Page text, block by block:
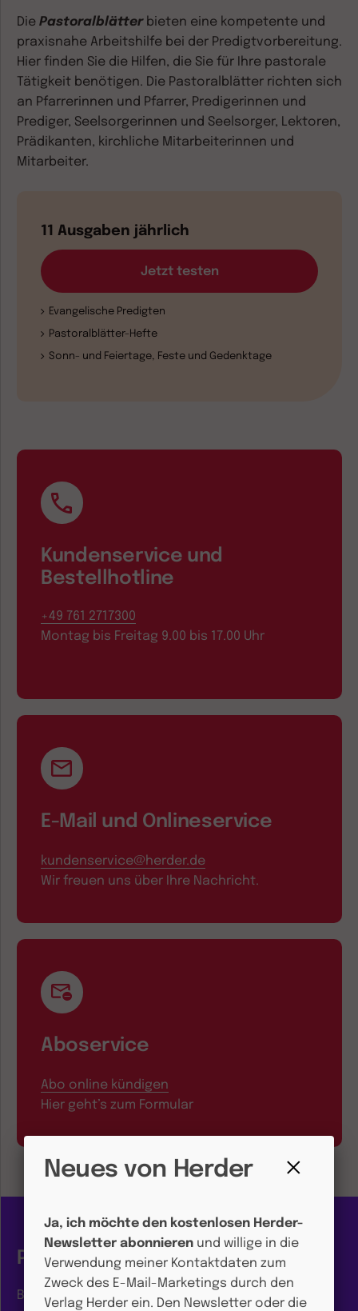
Die Pastoralblätterbieten eine kompetente und
praxisnahe Arbeitshilfe bei der Predigtvorbereitung.
Hier finden Sie die Hilfen, die Sie für Ihre pastorale
Tätigkeit benötigen. Die Pastoralblätter richten sich
an Pfarrerinnen und Pfarrer, Predigerinnen und
Prediger, Seelsorgerinnen und Seelsorger, Lektoren,
Prädikanten, kirchliche Mitarbeiterinnen und
Mitarbeiter.
11 Ausgaben jährlich
Jetzt testen
Evangelische Predigten
Pastoralblätter-Hefte
Sonn- und Feiertage, Feste und Gedenktage
Kundenservice und
Bestellhotline
+49 761 2717300
Montag bis Freitag 9.00 bis 17.00 Uhr
E-Mail und Onlineservice
kundenservice@herder.de
Wir freuen uns über Ihre Nachricht.
Aboservice
Abo online kündigen
Hier geht’s zum Formular
Portal
Biblische Theologie
Neues von Herder
Ja, ich möchte den kostenlosen Herder-
Newsletter abonnieren und willige in die
Verwendung meiner Kontaktdaten zum
Zweck des E-Mail-Marketings durch den
Verlag Herder ein. Den Newsletter oder die